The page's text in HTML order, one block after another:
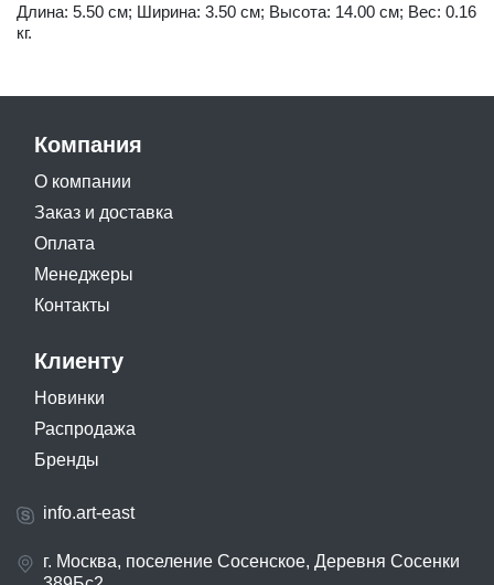
Длина: 5.50 см; Ширина: 3.50 см; Высота: 14.00 см; Вес: 0.16
кг.
Компания
О компании
Заказ и доставка
Оплата
Менеджеры
Контакты
Клиенту
Новинки
Распродажа
Бренды
info.art-east
г. Москва, поселение Сосенское, Деревня Сосенки